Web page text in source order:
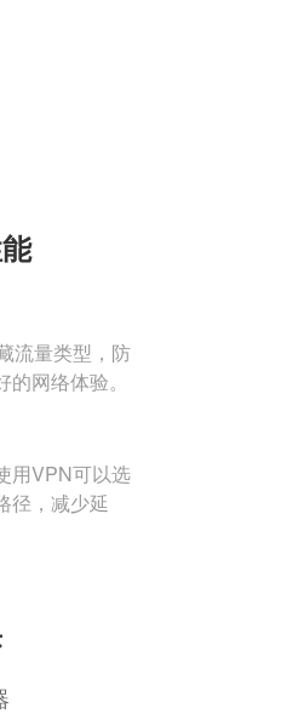
流量类型，防
网络体验。
用VPN可以选
径，减少延